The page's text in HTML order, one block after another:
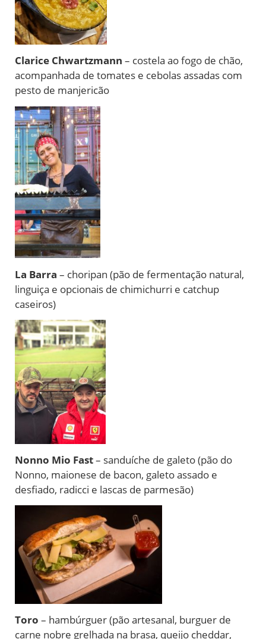
Clarice Chwartzmann – costela ao fogo de chão,
acompanhada de tomates e cebolas assadas com
pesto de manjericão
La Barra – choripan (pão de fermentação natural,
linguiça e opcionais de chimichurri e catchup
caseiros)
Nonno Mio Fast– sanduíche de galeto (pão do
Nonno, maionese de bacon, galeto assado e
desfiado, radicci e lascas de parmesão)
Toro – hambúrguer (pão artesanal, burguer de
carne nobre grelhada na brasa, queijo cheddar,